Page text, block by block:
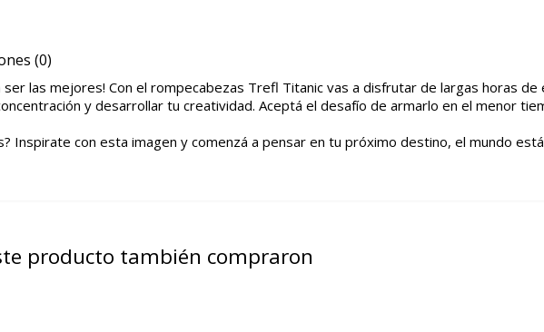
(0)
ser las mejores! Con el rompecabezas Trefl Titanic vas a disfrutar de largas horas
y desarrollar tu creatividad. Aceptá el desafío de armarlo en el menor
Inspirate con esta imagen y comenzá a pensar en tu próximo destino, el mundo
producto también compraron